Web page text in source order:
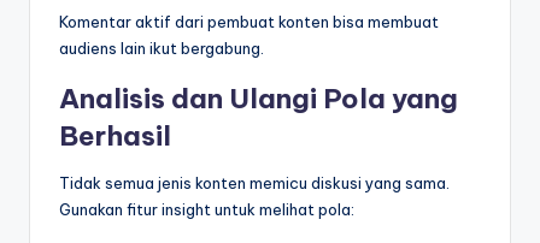
Komentar aktif dari pembuat konten bisa membuat
audiens lain ikut bergabung.
Analisis dan Ulangi Pola yang
Berhasil
Tidak semua jenis konten memicu diskusi yang sama.
Gunakan fitur insight untuk melihat pola: